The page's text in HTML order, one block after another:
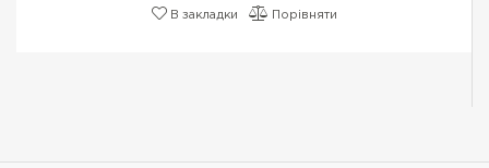
В закладки Порівняти